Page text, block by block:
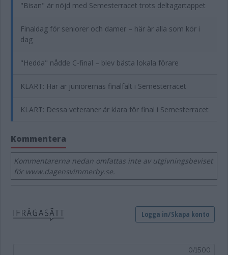
"Bisan" är nöjd med Semesterracet trots deltagartappet
Finaldag för seniorer och damer – här är alla som kör i
dag
"Hedda" nådde C-final – blev bästa lokala förare
KLART: Här är juniorernas finalfält i Semesterracet
KLART: Dessa veteraner är klara för final i Semesterracet
Kommentera
Kommentarerna nedan omfattas inte av utgivningsbeviset
för www.dagensvimmerby.se.